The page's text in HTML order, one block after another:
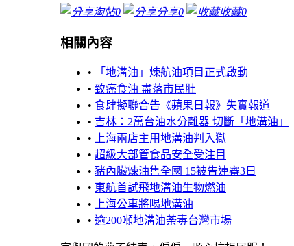
淘帖0 分享0 收藏0
相關內容
•
「地溝油」煉航油項目正式啟動
• 致癌食油 盡落市民肚
• 食肆擬聯合告《蘋果日報》失實報道
• 吉林：2萬台油水分離器 切斷「地溝油」
•
上海兩店主用地溝油判入獄
• 超級大部管食品安全受注目
• 豬內臟煉油售全國 15被告連審3日
• 東航首試飛地溝油生物燃油
•
上海公車將喝地溝油
• 逾200噸地溝油荼毒台灣市場